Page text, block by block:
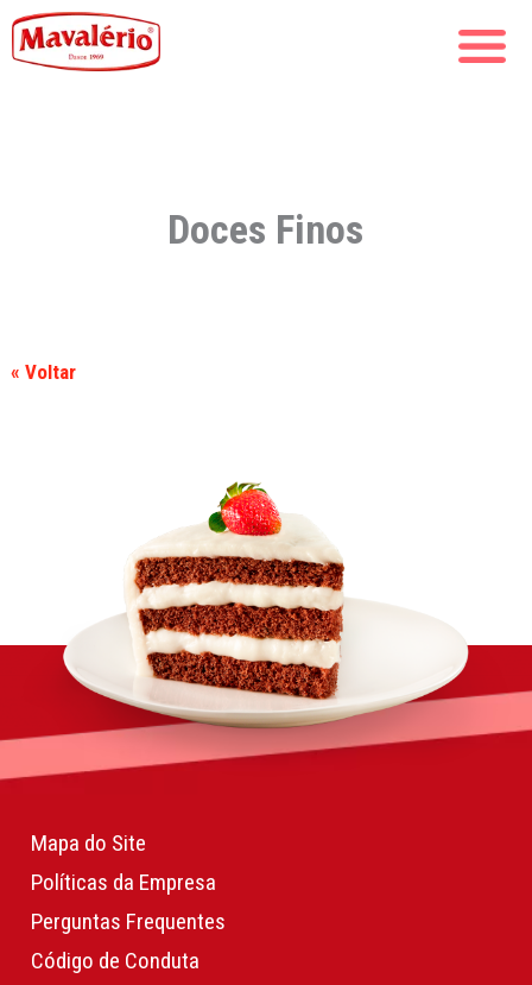
Doces Finos
« Voltar
Mapa do Site
Políticas da Empresa
Perguntas Frequentes
Código de Conduta